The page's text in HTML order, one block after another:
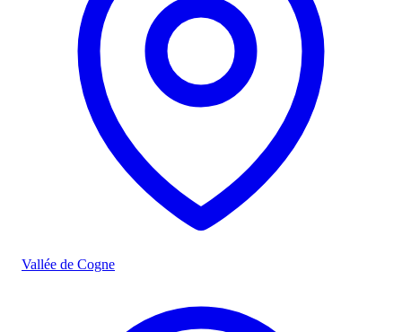
Vallée de Cogne